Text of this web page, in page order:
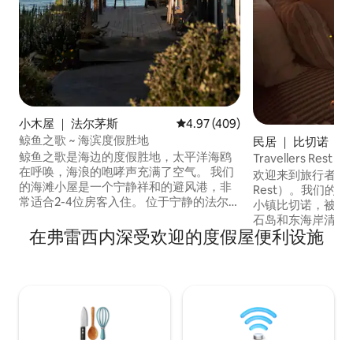
小木屋 ｜ 法尔茅斯 平均评分 4.97 分（满分 5 分），
4.97 (409)
鲸鱼之歌 ~ 海滨度假胜地
鲸鱼之歌是海边的度假胜地，太平洋海鸥
在呼唤，海浪的咆哮声充满了空气。 我们
的海滩小屋是一个宁静祥和的避风港，非
常适合2-4位房客入住。 位于宁静的法尔茅
惊叹的僻静地区。 **WHALE SONG已在
DESIGN FILES、DWELL、COUNTRY
BROADSHEET、AUSTRALIAN
TRAVELLER上刊登**
民居 ｜ 比切诺
Travellers Rest |
欢迎来到旅行者之
Rest）。我们的
小镇比切诺，被大
石岛和东海岸清澈
过精心策划，让您
为一体，旨在鼓
前往东海岸葡萄酒
在弗雷西内深受欢迎的度假屋便利设施